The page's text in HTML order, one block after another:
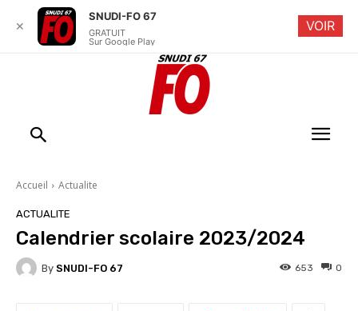
Accueil Actualite
ACTUALITE
Calendrier scolaire 2023/2024
By SNUDI-FO 67 0
653
✕
SNUDI-FO 67
GRATUIT
Sur Google Play
VOIR